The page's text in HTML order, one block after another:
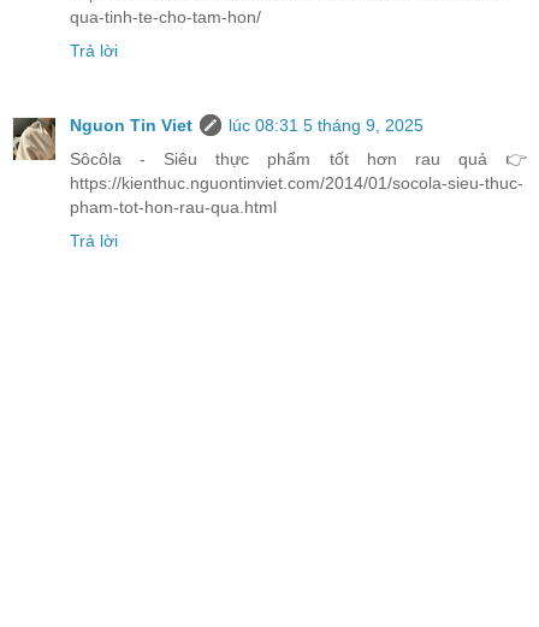
qua-tinh-te-cho-tam-hon/
Trả lời
Nguon Tin Viet
lúc 08:31 5 tháng 9, 2025
Sôcôla - Siêu thực phẩm tốt hơn rau quả 👉
https://kienthuc.nguontinviet.com/2014/01/socola-sieu-thuc-
pham-tot-hon-rau-qua.html
Trả lời